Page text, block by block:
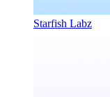
Starfish Labz